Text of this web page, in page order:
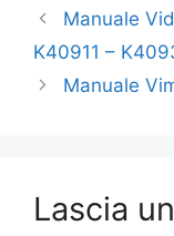
Manuale
K40911 –
Manuale
Lascia